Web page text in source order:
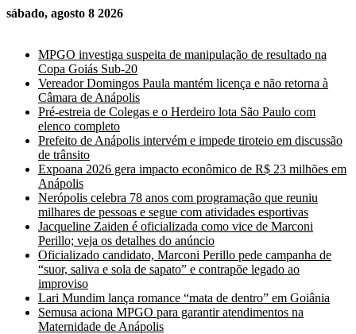
sábado, agosto 8 2026
MPGO investiga suspeita de manipulação de resultado na
Copa Goiás Sub-20
Vereador Domingos Paula mantém licença e não retorna à
Câmara de Anápolis
Pré-estreia de Colegas e o Herdeiro lota São Paulo com
elenco completo
Prefeito de Anápolis intervém e impede tiroteio em discussão
de trânsito
Expoana 2026 gera impacto econômico de R$ 23 milhões em
Anápolis
Nerópolis celebra 78 anos com programação que reuniu
milhares de pessoas e segue com atividades esportivas
Jacqueline Zaiden é oficializada como vice de Marconi
Perillo; veja os detalhes do anúncio
Oficializado candidato, Marconi Perillo pede campanha de
“suor, saliva e sola de sapato” e contrapõe legado ao
improviso
Lari Mundim lança romance “mata de dentro” em Goiânia
Semusa aciona MPGO para garantir atendimentos na
Maternidade de Anápolis